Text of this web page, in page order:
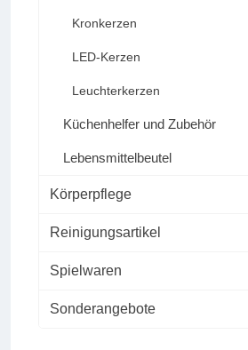
Kronkerzen
LED-Kerzen
Leuchterkerzen
Küchenhelfer und Zubehör
Lebensmittelbeutel
Körperpflege
Reinigungsartikel
Spielwaren
Sonderangebote